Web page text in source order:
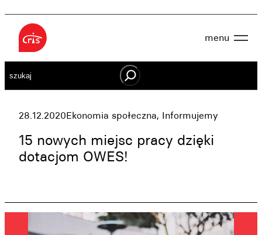
Przejdź
treści
menu
Aktualności
Wspieraj nas
OWES
Szukaj
28.12.2020Ekonomia społeczna, Informujemy
15 nowych miejsc pracy dzięki
dotacjom OWES!